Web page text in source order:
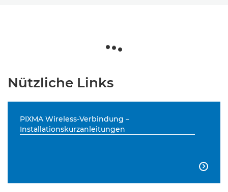
Nützliche Links
PIXMA Wireless-Verbindung –
Installationskurzanleitungen
